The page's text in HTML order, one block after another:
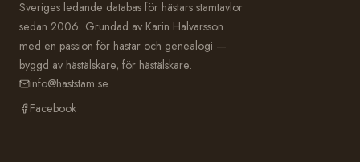
Sveriges ledande databas för hästars stamtavlor
sedan 2006. Grundad av Karin Halvarsson
med en passion för hästar och genealogi —
byggd av hästälskare, för hästälskare.
info@haststam.se
Facebook